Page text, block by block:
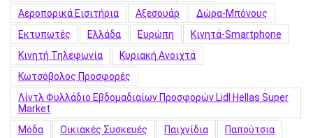
Αεροπορικά Εισιτήρια
Αξεσουάρ
Δώρα-Μπόνους
Εκτυπωτές
Ελλάδα Ευρώπη
Κινητά-Smartphone
Κινητή Τηλεφωνία
Κυριακή Ανοιχτά
Κωτσόβολος Προσφορές
Λίντλ Φυλλάδιο Εβδομαδιαίων Προσφορών Lidl Hellas Super
Market
Μόδα
Οικιακές Συσκευές Παιχνίδια
Παπούτσια